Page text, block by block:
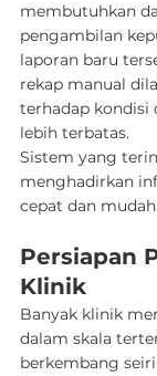
membutuhkan
pengambilan
laporan baru
rekap manual
terhadap kondisi
lebih terbatas.
Sistem yang
menghadirkan
cepat dan
Persiapan
Klinik
Banyak klinik
dalam skala
berkembang